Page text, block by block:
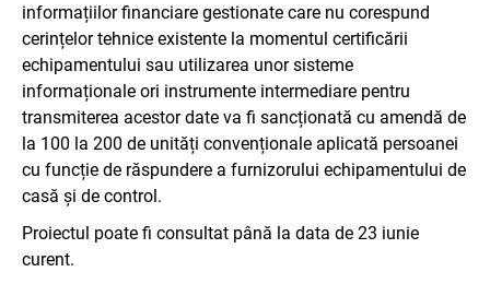
informațiilor financiare gestionate care nu corespund
cerințelor tehnice existente la momentul certificării
echipamentului sau utilizarea unor sisteme
informaționale ori instrumente intermediare pentru
transmiterea acestor date va fi sancționată cu amendă de
la 100 la 200 de unități convenționale aplicată persoanei
cu funcție de răspundere a furnizorului echipamentului de
casă și de control.
Proiectul poate fi consultat până la data de 23 iunie
curent.